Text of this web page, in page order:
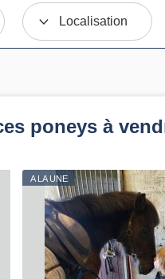
Localisation
poneys à
A LA UNE